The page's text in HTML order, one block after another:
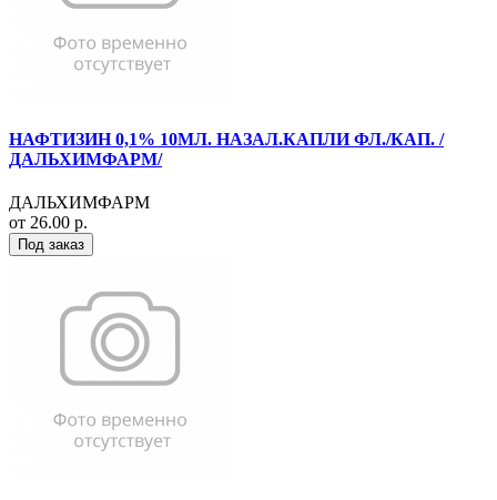
НАФТИЗИН 0,1% 10МЛ. НАЗАЛ.КАПЛИ ФЛ./КАП. /
ДАЛЬХИМФАРМ/
ДАЛЬХИМФАРМ
от 26.00 р.
Под заказ